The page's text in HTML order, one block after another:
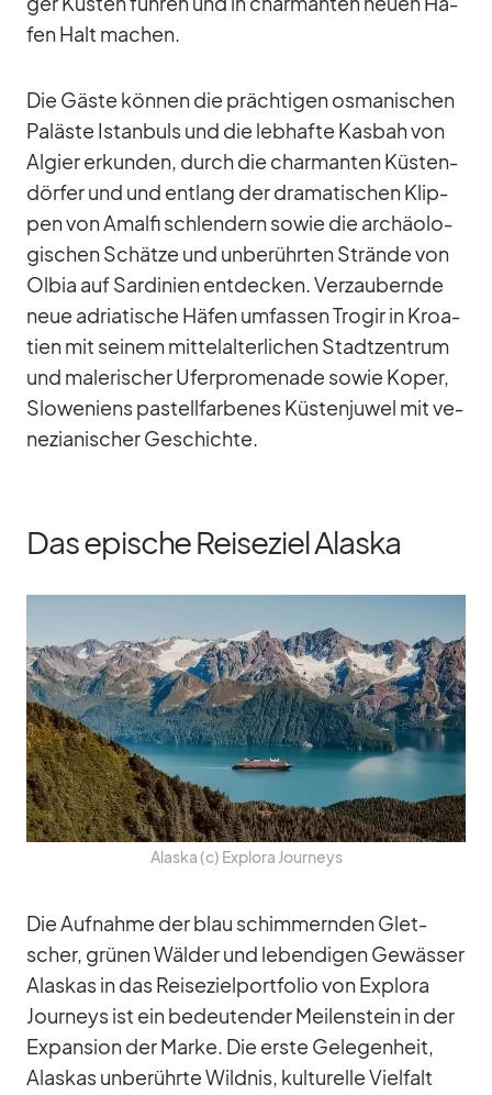
fen Halt ma­chen.
Die Gäste kön­nen die präch­ti­gen os­ma­ni­schen
Pa­läste Is­tan­buls und die leb­hafte Kas­bah von
Al­gier er­kun­den, durch die char­man­ten Küs­ten­
dör­fer und und ent­lang der dra­ma­ti­schen Klip­
pen von Amalfi schlen­dern so­wie die ar­chäo­lo­
gi­schen Schätze und un­be­rühr­ten Strände von
Ol­bia auf Sar­di­nien ent­de­cken. Ver­zau­bernde
neue adria­ti­sche Hä­fen um­fas­sen Tro­gir in Kroa­
tien mit sei­nem mit­tel­al­ter­li­chen Stadt­zen­trum
und ma­le­ri­scher Ufer­pro­me­nade so­wie Ko­per,
Slo­we­ni­ens pas­tell­far­be­nes Küs­ten­ju­wel mit ve­
ne­zia­ni­scher Ge­schichte.
Das epische Reiseziel Alaska
Alaska (c) Ex­plora Jour­neys
Die Auf­nahme der blau schim­mern­den Glet­
scher, grü­nen Wäl­der und le­ben­di­gen Ge­wäs­ser
Alas­kas in das Rei­se­ziel­port­fo­lio von Ex­plora
Jour­neys ist ein be­deu­ten­der Mei­len­stein in der
Ex­pan­sion der Marke. Die erste Ge­le­gen­heit,
Alas­kas un­be­rührte Wild­nis, kul­tu­relle Viel­falt